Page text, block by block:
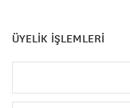
ÜYELİK İŞLEMLERİ